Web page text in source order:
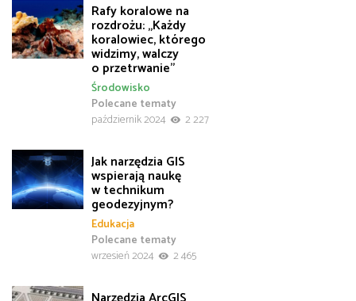
Rafy koralowe na
rozdrożu: „Każdy
koralowiec, którego
widzimy, walczy
o przetrwanie”
Polecane tematy
Środowisko
październik 2024
2 227
Jak narzędzia GIS
wspierają naukę
w technikum
geodezyjnym?
Edukacja
Polecane tematy
wrzesień 2024
2 465